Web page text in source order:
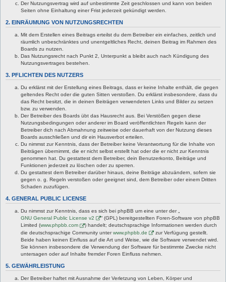
Der Nutzungsvertrag wird auf unbestimmte Zeit geschlossen und kann von beiden
Seiten ohne Einhaltung einer Frist jederzeit gekündigt werden.
2. EINRÄUMUNG VON NUTZUNGSRECHTEN
Mit dem Erstellen eines Beitrags erteilst du dem Betreiber ein einfaches, zeitlich und
räumlich unbeschränktes und unentgeltliches Recht, deinen Beitrag im Rahmen des
Boards zu nutzen.
Das Nutzungsrecht nach Punkt 2, Unterpunkt a bleibt auch nach Kündigung des
Nutzungsvertrages bestehen.
3. PFLICHTEN DES NUTZERS
Du erklärst mit der Erstellung eines Beitrags, dass er keine Inhalte enthält, die gegen
geltendes Recht oder die guten Sitten verstoßen. Du erklärst insbesondere, dass du
das Recht besitzt, die in deinen Beiträgen verwendeten Links und Bilder zu setzen
bzw. zu verwenden.
Der Betreiber des Boards übt das Hausrecht aus. Bei Verstößen gegen diese
Nutzungsbedingungen oder anderer im Board veröffentlichten Regeln kann der
Betreiber dich nach Abmahnung zeitweise oder dauerhaft von der Nutzung dieses
Boards ausschließen und dir ein Hausverbot erteilen.
Du nimmst zur Kenntnis, dass der Betreiber keine Verantwortung für die Inhalte von
Beiträgen übernimmt, die er nicht selbst erstellt hat oder die er nicht zur Kenntnis
genommen hat. Du gestattest dem Betreiber, dein Benutzerkonto, Beiträge und
Funktionen jederzeit zu löschen oder zu sperren.
Du gestattest dem Betreiber darüber hinaus, deine Beiträge abzuändern, sofern sie
gegen o. g. Regeln verstoßen oder geeignet sind, dem Betreiber oder einem Dritten
Schaden zuzufügen.
4. GENERAL PUBLIC LICENSE
Du nimmst zur Kenntnis, dass es sich bei phpBB um eine unter der „
GNU General Public License v2
“ (GPL) bereitgestellten Foren-Software von phpBB
Limited (www.phpbb.com
) handelt; deutschsprachige Informationen werden durch
die deutschsprachige Community unterwww.phpbb.de
zur Verfügung gestellt.
Beide haben keinen Einfluss auf die Art und Weise, wie die Software verwendet wird.
Sie können insbesondere die Verwendung der Software für bestimmte Zwecke nicht
untersagen oder auf Inhalte fremder Foren Einfluss nehmen.
5. GEWÄHRLEISTUNG
Der Betreiber haftet mit Ausnahme der Verletzung von Leben, Körper und